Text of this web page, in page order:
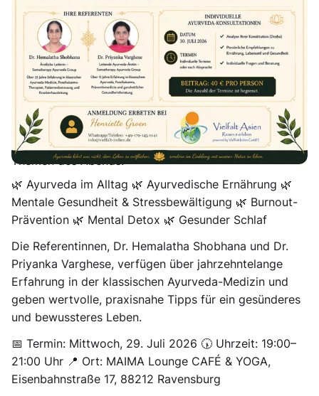
Tauchen Sie ein in die faszinierende Welt des Ayurveda
und erleben Sie einen inspirierenden Vortragsabend
mitzwei erfahrenen Ayurveda-Ärztinnen aus Indien
Entdecken Sie, wie die jahrtausendealte Heilkunst des
Ayurveda Sie dabei unterstützen kann, mehr
Gesundheit, Energie und innere Balance in Ihren Alltag
zu bringen.
Themen des Abends:
🌿 Ayurveda im Alltag 🌿 Ayurvedische Ernährung 🌿
Mentale Gesundheit & Stressbewältigung 🌿 Burnout-
Prävention 🌿 Mental Detox 🌿 Gesunder Schlaf
Die Referentinnen, Dr. Hemalatha Shobhana und Dr.
Priyanka Varghese, verfügen über jahrzehntelange
Erfahrung in der klassischen Ayurveda-Medizin und
geben wertvolle, praxisnahe Tipps für ein gesünderes
und bewussteres Leben.
📅 Termin: Mittwoch, 29. Juli 2026 🕠 Uhrzeit: 19:00–
21:00 Uhr 📍 Ort: MAIMA Lounge CAFÉ & YOGA,
Eisenbahnstraße 17, 88212 Ravensburg